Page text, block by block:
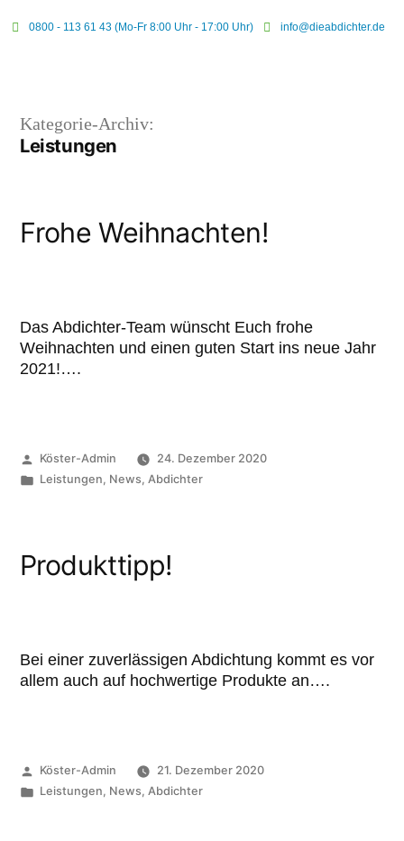
0800 - 113 61 43 (Mo-Fr 8:00 Uhr - 17:00 Uhr) info@dieabdichter.de
Kategorie-Archiv:
Leistungen
Frohe Weihnachten!
Das Abdichter-Team wünscht Euch frohe
Weihnachten und einen guten Start ins neue Jahr
2021!….
Köster-Admin
24. Dezember 2020
Leistungen, News,Abdichter
Produkttipp!
Bei einer zuverlässigen Abdichtung kommt es vor
allem auch auf hochwertige Produkte an….
Köster-Admin
21. Dezember 2020
Leistungen, News,Abdichter